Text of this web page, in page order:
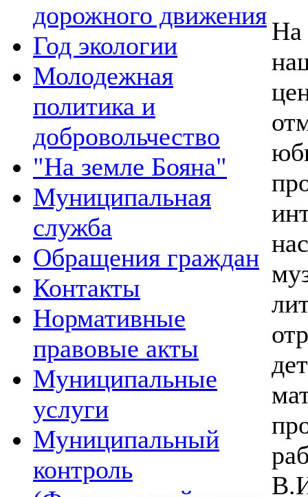
дорожного движения
Год экологии
Молодежная
политика и
добровольчество
"На земле Бояна"
Муниципальная
служба
Обращения граждан
Контакты
Нормативные
правовые акты
Муниципальные
услуги
Муниципальный
контроль